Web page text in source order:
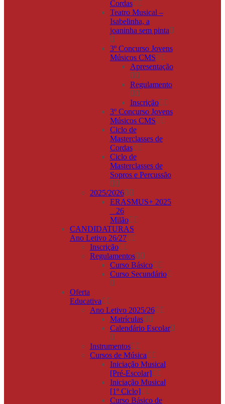
Cordas
Teatro Musical –
Isabelinha, a
joaninha sem pinta
3º Concurso Jovens
Músicos CMS
Apresentação
Regulamento
Inscrição
3º Concurso Jovens
Músicos CMS
Ciclo de
Masterclasses de
Cordas
Ciclo de
Masterclasses de
Sopros e Percussão
2025/2026
ERASMUS+ 2025
_ 26
Milão
CANDIDATURAS
Ano Letivo 26/27
Inscrição
Regulamentos
Curso Básico
Curso Secundário
Oferta
Educativa
Ano Letivo 2025/26
Matrículas
Calendário Escolar
Instrumentos
Cursos de Música
Iniciação Musical
[Pré-Escolar]
Iniciação Musical
[1º Ciclo]
Curso Básico de